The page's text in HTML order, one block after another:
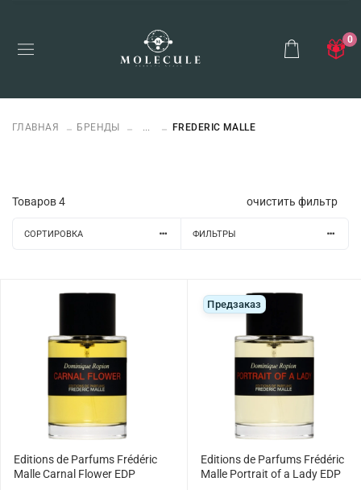
0
ГЛАВНАЯ БРЕНДЫ ... FREDERIC MALLE
Товаров4 очистить фильтр
СОРТИРОВКА ФИЛЬТРЫ
Editions de Parfums Frédéric
Malle Carnal Flower EDP
Предзаказ
Editions de Parfums Frédéric
Malle Portrait of a Lady EDP